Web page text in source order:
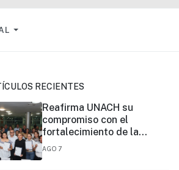
RECIENTES
Reafirma UNACH su
compromiso con el
fortalecimiento de la
certificación de
AGO 7